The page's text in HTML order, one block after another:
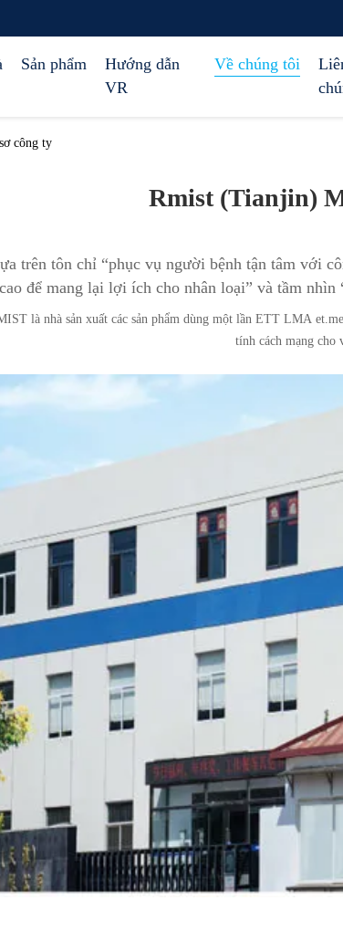
Sản phẩm
Hướng dẫn
VR
Về chúng tôi
công ty
Rmist (Tianjin)
trên tôn chỉ “phục vụ người bệnh tận tâm với
cao để mang lại lợi ích cho nhân loại” và tầm
là nhà sản xuất các sản phẩm dùng một lần ETT LMA
tính cách mạng cho